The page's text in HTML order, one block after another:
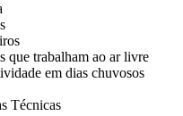
que trabalham ao ar livre
em dias chuvosos
Técnicas